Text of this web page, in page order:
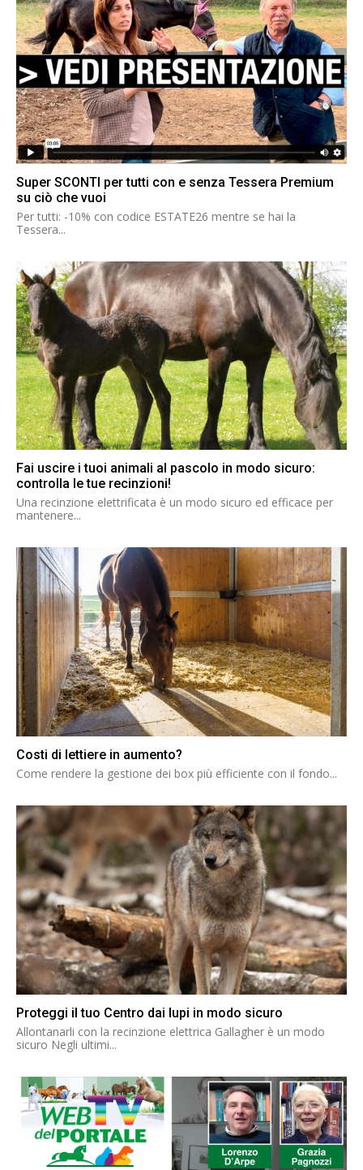
Super SCONTI per tutti con e senza Tessera Premium
su ciò che vuoi
Per tutti: -10% con codice ESTATE26 mentre se hai la
Tessera...
Fai uscire i tuoi animali al pascolo in modo sicuro:
controlla le tue recinzioni!
Una recinzione elettrificata è un modo sicuro ed efficace per
mantenere...
Costi di lettiere in aumento?
Come rendere la gestione dei box più efficiente con il fondo...
Proteggi il tuo Centro dai lupi in modo sicuro
Allontanarli con la recinzione elettrica Gallagher è un modo
sicuro Negli ultimi...